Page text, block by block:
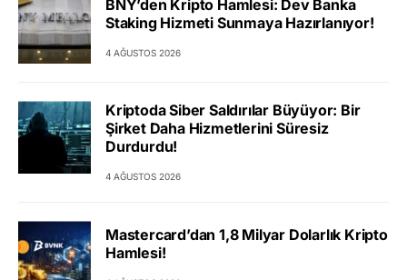
BNY’den Kripto Hamlesi: Dev Banka
Staking Hizmeti Sunmaya Hazırlanıyor!
4 AĞUSTOS 2026
Kriptoda Siber Saldırılar Büyüyor: Bir
Şirket Daha Hizmetlerini Süresiz
Durdurdu!
4 AĞUSTOS 2026
Mastercard’dan 1,8 Milyar Dolarlık Kripto
Hamlesi!